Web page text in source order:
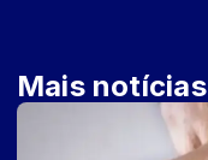
Mais notícias